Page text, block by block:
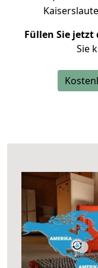
Füllen Sie jetzt
Sie